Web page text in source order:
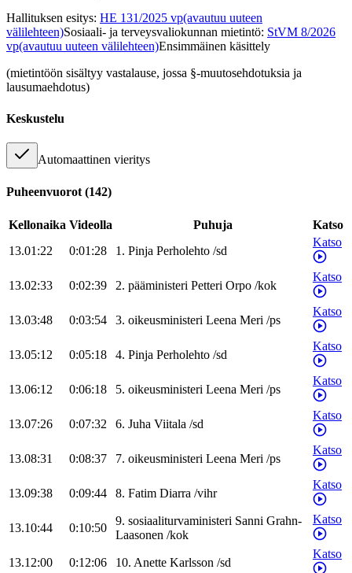
Hallituksen esitys: HE 131/2025 vp(avautuu uuteen
välilehteen)Sosiaali- ja terveysvaliokunnan mietintö: StVM 8/2026
vp(avautuu uuteen välilehteen)Ensimmäinen käsittely
(mietintöön sisältyy vastalause, jossa §-muutosehdotuksia ja
lausumaehdotus)
Keskustelu
Automaattinen vieritys
Puheenvuorot (142)
Kellonaika Videolla Puhuja
Katso
13.01:22
0:01:28 1. Pinja Perholehto /sd
Katso
13.02:33 0:02:39 2. pääministeri Petteri Orpo /kok
Katso
13.03:48 0:03:54 3. oikeusministeri Leena Meri /ps
Katso
13.05:12 0:05:18 4. Pinja Perholehto /sd
Katso
13.06:12 0:06:18 5. oikeusministeri Leena Meri /ps
Katso
13.07:26 0:07:32 6. Juha Viitala /sd
Katso
13.08:31 0:08:37 7. oikeusministeri Leena Meri /ps
Katso
13.09:38 0:09:44 8. Fatim Diarra /vihr
Katso
13.10:44 0:10:50
9. sosiaaliturvaministeri Sanni Grahn-
Laasonen /kok
Katso
13.12:00 0:12:06 10. Anette Karlsson /sd
Katso